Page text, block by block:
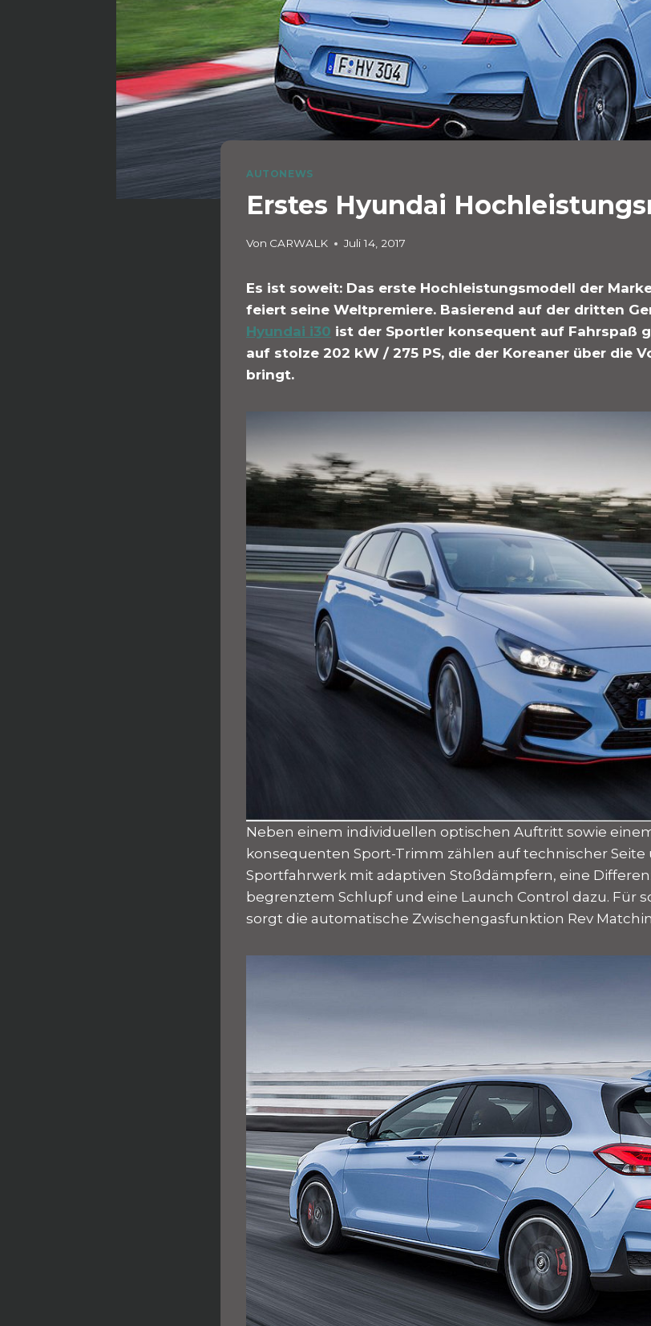
AUTONEWS
Erstes Hyundai
Von CARWALK Juli 14, 2017
Es ist soweit: Das erste Hochleistungsmodell der
feiert seine Weltpremiere. Basierend auf der dritten
Hyundai i30 ist der Sportler konsequent auf Fahrspaß
auf stolze 202 kW / 275 PS, die der Koreaner über die
bringt.
Neben einem individuellen optischen Auftritt sowie
konsequenten Sport-Trimm zählen auf technischer
Sportfahrwerk mit adaptiven Stoßdämpfern, eine
begrenztem Schlupf und eine Launch Control dazu. Für
sorgt die automatische Zwischengasfunktion Rev